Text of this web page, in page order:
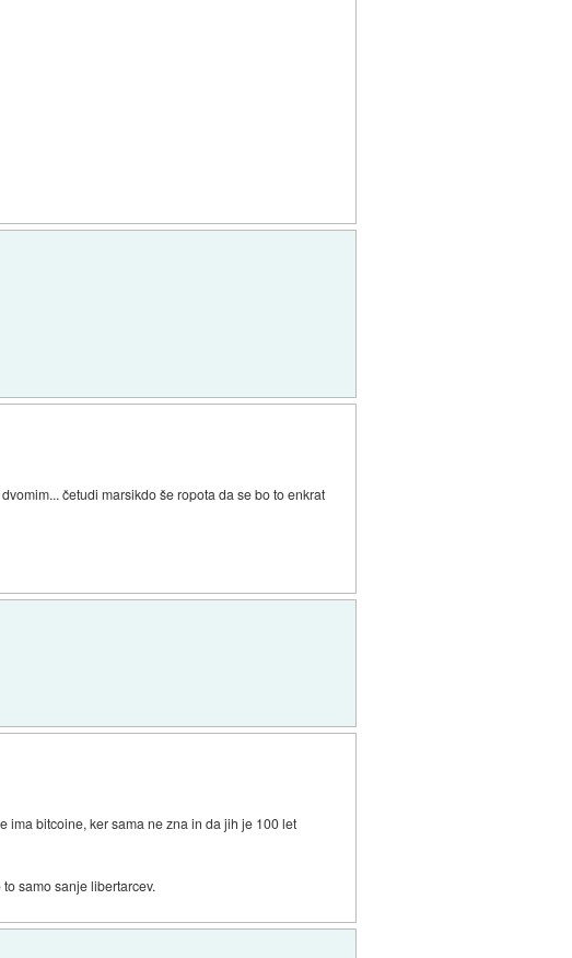
četudi marsikdo še ropota da se bo to enkrat
ima bitcoine, ker sama ne zna in da jih je 100 let
samo sanje libertarcev.